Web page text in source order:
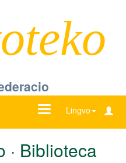
Lingvo
Ŝanĝu
· Biblioteca